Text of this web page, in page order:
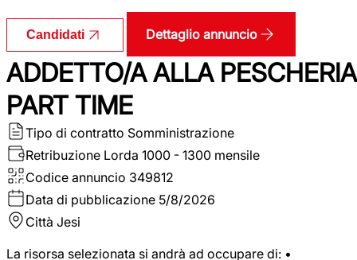
Candidati Dettaglio annuncio
ADDETTO/A ALLA PESCHERIA
PART TIME
Tipo di contratto Somministrazione
Retribuzione Lorda 1000 - 1300 mensile
Codice annuncio 349812
Data di pubblicazione 5/8/2026
Città Jesi
La risorsa selezionata si andrà ad occupare di: •